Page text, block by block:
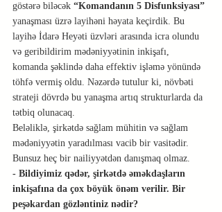
göstərə biləcək “Komandanın 5 Disfunksiyası”
yanaşması üzrə layihəni həyata keçirdik. Bu
layihə İdarə Heyəti üzvləri arasında icra olundu
və geribildirim mədəniyyətinin inkişafı,
komanda şəklində daha effektiv işləmə yönündə
töhfə vermiş oldu. Nəzərdə tutulur ki, növbəti
strateji dövrdə bu yanaşma artıq strukturlarda da
tətbiq olunacaq.
Beləliklə, şirkətdə sağlam mühitin və sağlam
mədəniyyətin yaradılması vacib bir vasitədir.
Bunsuz heç bir nailiyyətdən danışmaq olmaz.
- Bildiyimiz qədər, şirkətdə əməkdaşların
inkişafına da çox böyük önəm verilir. Bir
peşəkardan gözləntiniz nədir?